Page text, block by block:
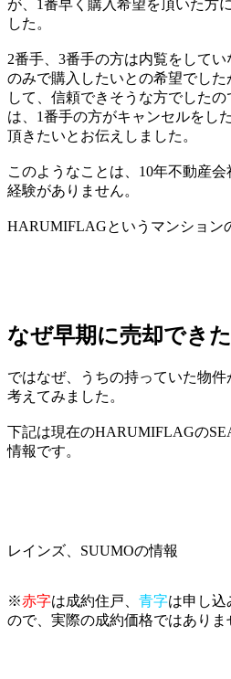
が、1番早く購入希望を頂いた方
した。
2番手、3番手の方は内覧をして
のみで購入したいとの希望でし
して、信頼できそうな方でした
は、1番手の方がキャンセルをし
頂きたいとお伝えしました。
このようなことは、10年不動産
経験がありません。
HARUMIFLAGというマンション
なぜ早期に売却でき
ではなぜ、うちの持っていた物
考えてみました。
下記は現在のHARUMIFLAGの
情報です。
レインズ、SUUMOの情報
※赤字は成約住戸、 青字は申し込
ので、実際の成約価格ではありま